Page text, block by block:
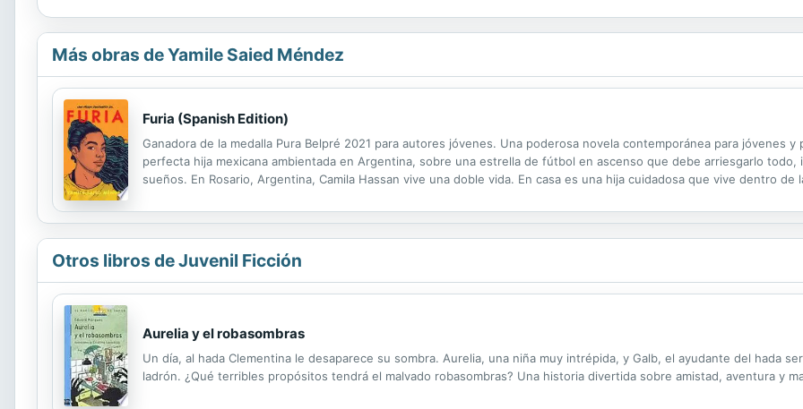
Más obras de Yamile Saied Méndez
Furia (Spanish Edition)
Ganadora de la medalla Pura Belpré 2021 para autores jóvenes. Una poderosa novela contemporánea para jóvenes
perfecta hija mexicana ambientada en Argentina, sobre una estrella de fútbol en ascenso que debe arriesgarlo
sueños. En Rosario, Argentina, Camila Hassan vive una doble vida. En casa es una hija cuidadosa que vive dentro
Otros libros de Juvenil Ficción
Aurelia y el robasombras
Un día, al hada Clementina le desaparece su sombra. Aurelia, una niña muy intrépida, y Galb, el ayudante del hada
ladrón. ¿Qué terribles propósitos tendrá el malvado robasombras? Una historia divertida sobre amistad, aventura y